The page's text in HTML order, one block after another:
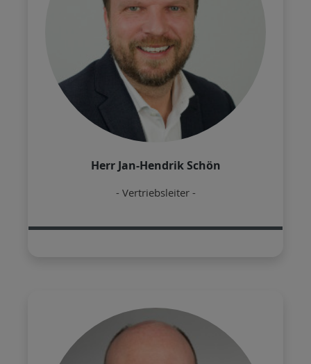
Herr Jan-Hendrik Schön
- Vertriebsleiter -